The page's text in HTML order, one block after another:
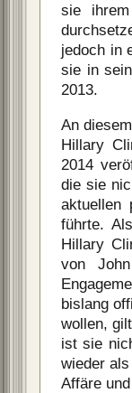
sie
jedoch in
sie in
2013.
An
Hillary
2014
die sie
aktuellen
führte.
Hillary
von
bislang
wollen,
ist sie
wieder
Affäre